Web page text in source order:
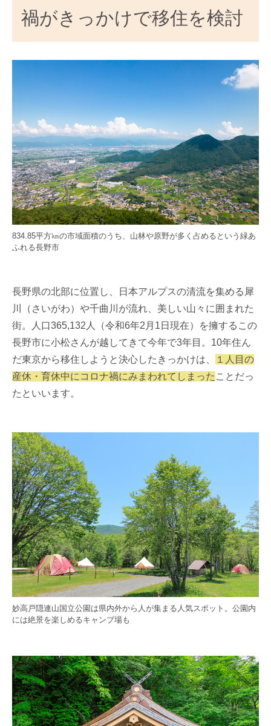
禍がきっかけで移住を検討
834.85平方㎞の市域面積のうち、山林や原野が多く占めるという緑あ
ふれる長野市
長野県の北部に位置し、日本アルプスの清流を集める犀
川（さいがわ）や千曲川が流れ、美しい山々に囲まれた
街。人口365,132人（令和6年2月1日現在）を擁するこの
長野市に小松さんが越してきて今年で3年目。10年住ん
だ東京から移住しようと決心したきっかけは、
１人目の
産休・育休中にコロナ禍にみまわれてしまった ことだっ
たといいます。
妙高戸隠連山国立公園は県内外から人が集まる人気スポット。公園内
には絶景を楽しめるキャンプ場も